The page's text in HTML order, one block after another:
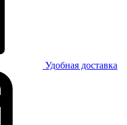
Удобная доставка